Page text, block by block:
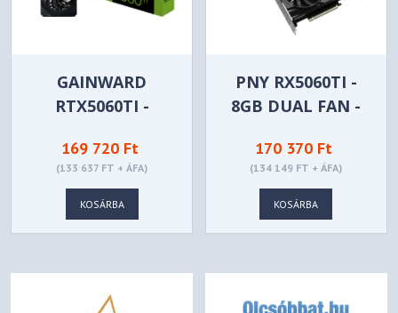
GAINWARD
RTX5060TI -
NE7506TT19P1-
GB2062B
169 720 Ft
(133 637 FT + ÁFA)
KOSÁRBA
PNY RX5060TI -
8GB DUAL FAN -
170 370 Ft
(134 149 FT + ÁFA)
KOSÁRBA